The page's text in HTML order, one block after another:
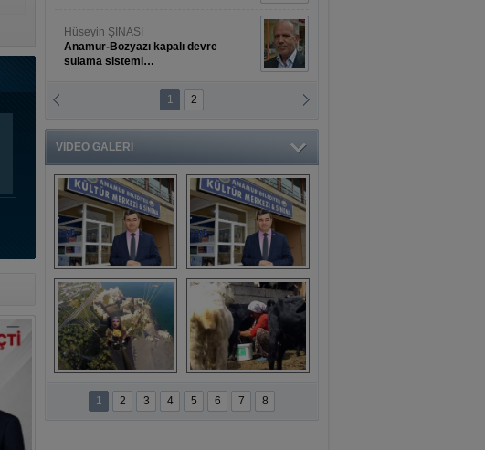
Hüseyin ŞİNASİ
Anamur-Bozyazı kapalı devre
sulama sistemi…
Bünyesinde Bahar Şöleni
1 2
VİDEO GALERİ
Başkan Türe'den
sansür açıklaması
Mahsun
Kırmızıgül’ün
filmine başkan
Mehmet Türe’den
sansür!
paraşütüne ilgi
artıyor
Hatice Gelin
belgeseli
1 2 3 4 5 6 7 8